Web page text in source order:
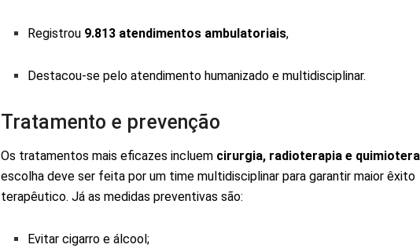
Registrou 9.813 atendimentos ambulatoriais,
Destacou-se pelo atendimento humanizado e multidisciplinar.
Tratamento e prevenção
Os tratamentos mais eficazes incluem cirurgia, radioterapia e
escolha deve ser feita por um time multidisciplinar para garantir maior êxito
terapêutico. Já as medidas preventivas são:
Evitar cigarro e álcool;